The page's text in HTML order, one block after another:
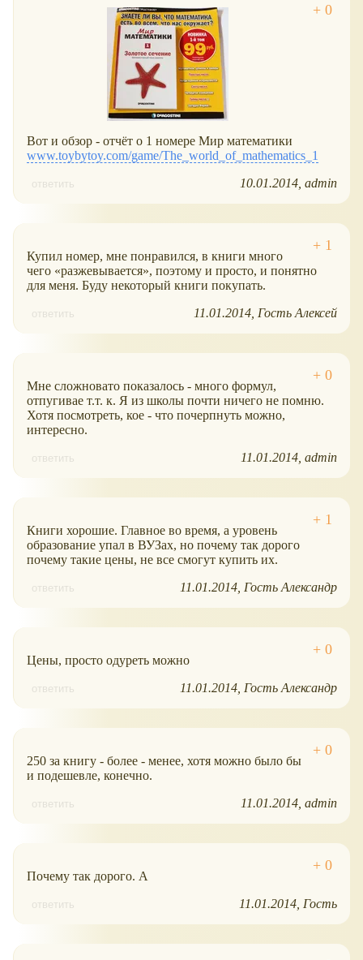
Вот и обзор - отчёт о 1 номере Мир математики
www.toybytoy.com/game/The_world_of_mathematics_1
ответить 10.01.2014 admin
Купил номер, мне понравился, в книги много
чего
разжевывается , поэтому и просто, и понятно
для меня. Буду некоторый книги покупать.
ответить 11.01.2014 Гость Алексей
Мне сложновато показалось - много формул,
отпугивае т.т. к. Я из школы почти ничего не помню.
Хотя посмотреть, кое - что почерпнуть можно,
интересно.
ответить 11.01.2014 admin
Книги хорошие. Главное во время, а уровень
образование упал в ВУЗах, но почему так дорого
почему такие цены, не все смогут купить их.
ответить 11.01.2014 Гость Александр
Цены, просто одуреть можно
ответить 11.01.2014 Гость Александр
250 за книгу - более - менее, хотя можно было бы
и подешевле, конечно.
ответить 11.01.2014 admin
Почему так дорого. А
ответить 11.01.2014 Гость